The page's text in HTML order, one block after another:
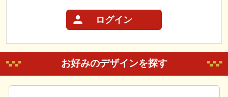
ログイン
お好みのデザインを探す